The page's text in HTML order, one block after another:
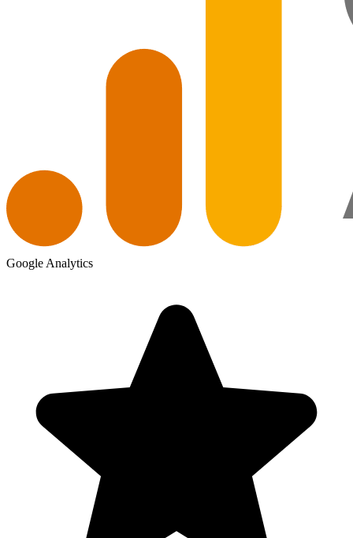
Google Analytics